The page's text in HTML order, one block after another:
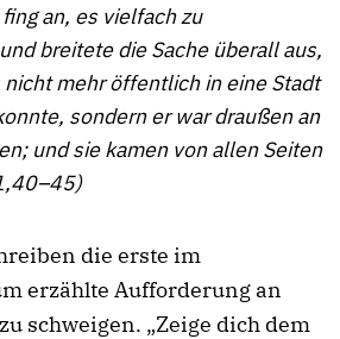
an, es vielfach zu
breitete die Sache überall aus,
nicht mehr öffentlich in eine Stadt
sondern er war draußen an
und sie kamen von allen Seiten
die erste im
erzählte Aufforderung an
schweigen. „Zeige dich dem